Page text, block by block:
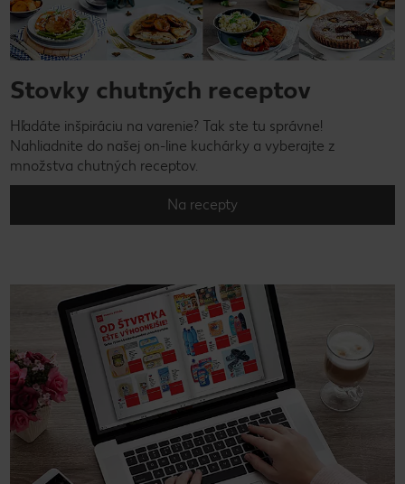
Stovky chutných receptov
Hľadáte inšpiráciu na varenie? Tak ste tu správne!
Nahliadnite do našej on-line kuchárky a vyberajte z
množstva chutných receptov.
Na recepty